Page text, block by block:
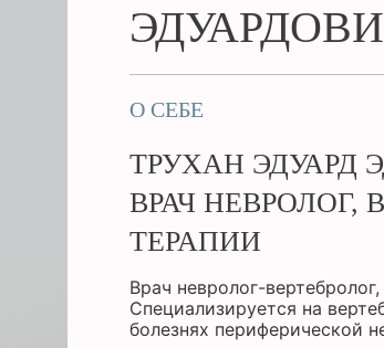
О СЕБЕ
ТРУХАН ЭДУАРД
ВРАЧ НЕВРОЛОГ,
ТЕРАПИИ
Врач невролог-
Специализируется на
болезнях периферической